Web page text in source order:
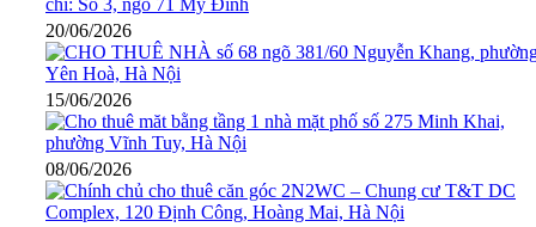
20/06/2026
15/06/2026
08/06/2026